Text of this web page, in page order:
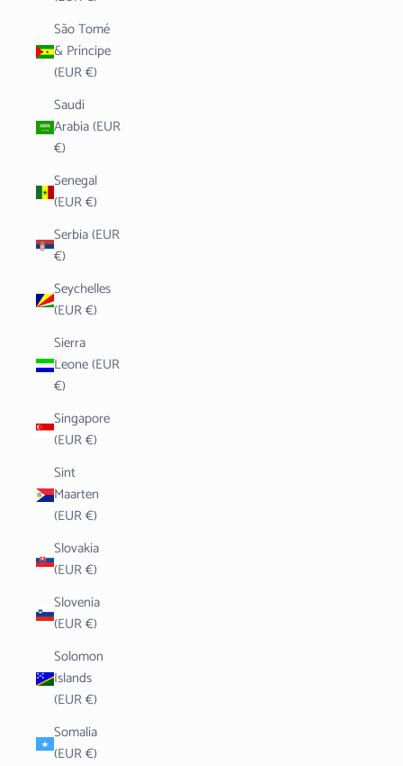
São Tomé
& Príncipe
(EUR €)
Saudi
Arabia (EUR
€)
Senegal
(EUR €)
Serbia (EUR
€)
Seychelles
(EUR €)
Sierra
Leone (EUR
€)
Singapore
(EUR €)
Sint
Maarten
(EUR €)
Slovakia
(EUR €)
Slovenia
(EUR €)
Solomon
Islands
(EUR €)
Somalia
(EUR €)